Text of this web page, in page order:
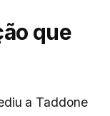
que
a Taddone